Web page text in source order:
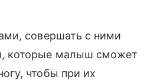
совершать с ними
которые малыш сможет
чтобы при их